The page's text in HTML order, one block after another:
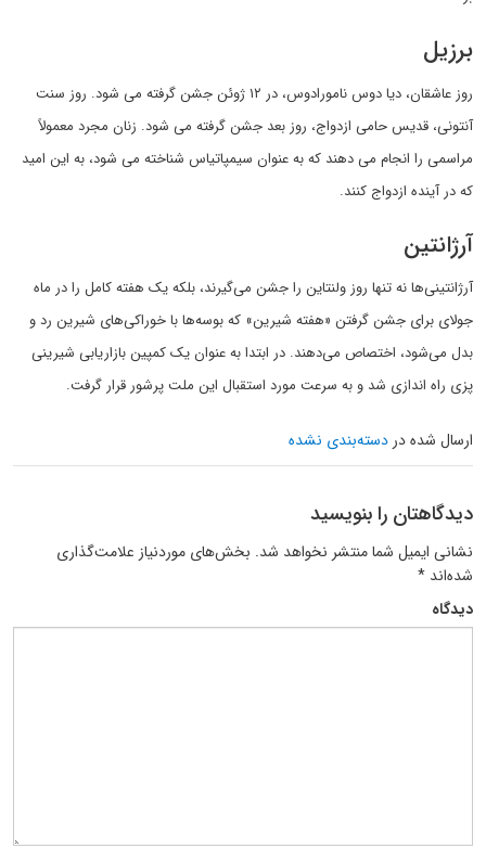
برزیل
روز عاشقان، دیا دوس نامورادوس، در ۱۲ ژوئن جشن گرفته می شود. روز سنت
آنتونی، قدیس حامی ازدواج، روز بعد جشن گرفته می شود. زنان مجرد معمولاً
مراسمی را انجام می دهند که به عنوان سیمپاتیاس شناخته می شود، به این امید
که در آینده ازدواج کنند.
آرژانتین
آرژانتینی‌ها نه تنها روز ولنتاین را جشن می‌گیرند، بلکه یک هفته کامل را در ماه
جولای برای جشن گرفتن «هفته شیرین» که بوسه‌ها با خوراکی‌های شیرین رد و
بدل می‌شود، اختصاص می‌دهند. در ابتدا به عنوان یک کمپین بازاریابی شیرینی
پزی راه اندازی شد و به سرعت مورد استقبال این ملت پرشور قرار گرفت.
ارسال شده در دسته‌بندی نشده
دیدگاهتان را بنویسید
نشانی ایمیل شما منتشر نخواهد شد. بخش‌های موردنیاز علامت‌گذاری
شده‌اند *
دیدگاه